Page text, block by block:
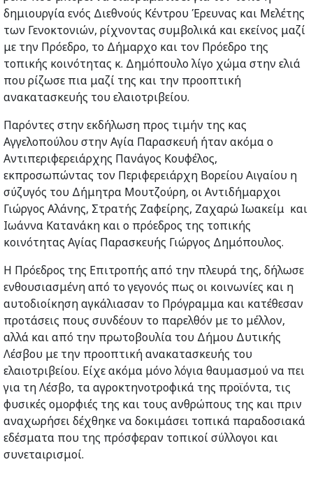
δημιουργία ενός Διεθνούς Κέντρου Έρευνας και Μελέτης
των Γενοκτονιών, ρίχνοντας συμβολικά και εκείνος μαζί
με την Πρόεδρο, το Δήμαρχο και τον Πρόεδρο της
τοπικής κοινότητας κ. Δημόπουλο λίγο χώμα στην ελιά
που ρίζωσε πια μαζί της και την προοπτική
ανακατασκευής του ελαιοτριβείου.
Παρόντες στην εκδήλωση προς τιμήν της κας
Αγγελοπούλου στην Αγία Παρασκευή ήταν ακόμα ο
Αντιπεριφερειάρχης Πανάγος Κουφέλος,
εκπροσωπώντας τον Περιφερειάρχη Βορείου Αιγαίου η
σύζυγός του Δήμητρα Μουτζούρη, οι Αντιδήμαρχοι
Γιώργος Αλάνης, Στρατής Ζαφείρης, Ζαχαρώ Ιωακείμ και
Ιωάννα Κατανάκη και ο πρόεδρος της τοπικής
κοινότητας Αγίας Παρασκευής Γιώργος Δημόπουλος.
Η Πρόεδρος της Επιτροπής από την πλευρά της, δήλωσε
ενθουσιασμένη από το γεγονός πως οι κοινωνίες και η
αυτοδιοίκηση αγκάλιασαν το Πρόγραμμα και κατέθεσαν
προτάσεις πους συνδέουν το παρελθόν με το μέλλον,
αλλά και από την πρωτοβουλία του Δήμου Δυτικής
Λέσβου με την προοπτική ανακατασκευής του
ελαιοτριβείου. Είχε ακόμα μόνο λόγια θαυμασμού να πει
για τη Λέσβο, τα αγροκτηνοτροφικά της προϊόντα, τις
φυσικές ομορφιές της και τους ανθρώπους της και πριν
αναχωρήσει δέχθηκε να δοκιμάσει τοπικά παραδοσιακά
εδέσματα που της πρόσφεραν τοπικοί σύλλογοι και
συνεταιρισμοί.